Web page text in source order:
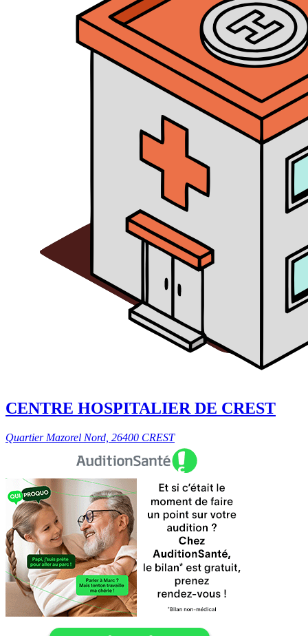
CENTRE HOSPITALIER DE CREST
Quartier Mazorel Nord, 26400 CREST